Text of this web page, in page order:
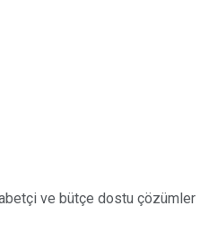
ve bütçe dostu çözümler